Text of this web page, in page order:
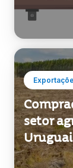
setor
Uruguai